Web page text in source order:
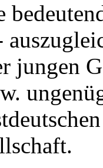
jungen